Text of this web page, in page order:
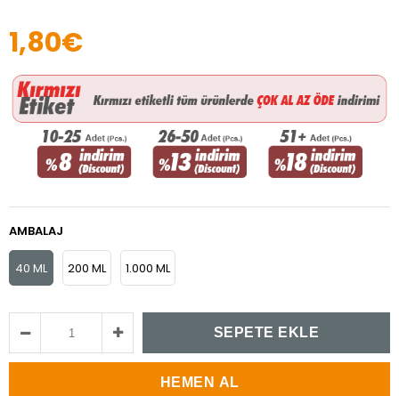
1,80€
AMBALAJ
40 ML 200 ML 1.000 ML